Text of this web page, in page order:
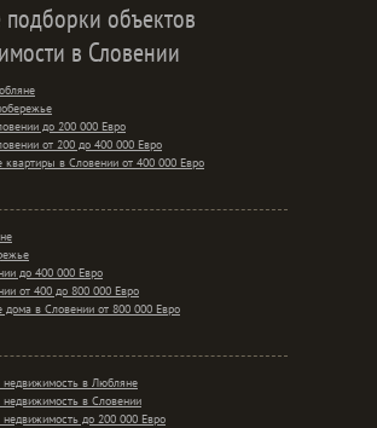
подборки объектов
в Словении
до 200 000 Евро
от 200 до 400 000 Евро
в Словении от 400 000 Евро
до 400 000 Евро
от 400 до 800 000 Евро
в Словении от 800 000 Евро
недвижимость в Любляне
недвижимость в Словении
недвижимость до 200 000 Евро